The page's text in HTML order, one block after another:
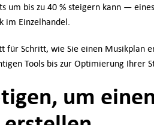
um bis zu 40 % steigern kann —
im Einzelhandel.
für Schritt, wie Sie einen Musikplan
Tools bis zur Optimierung Ihrer
um